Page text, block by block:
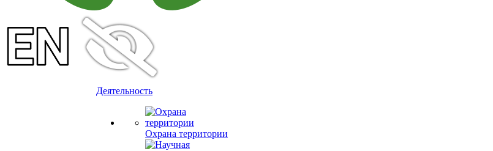
Деятельность
Охрана территории